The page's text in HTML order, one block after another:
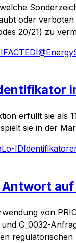
oder
20/21) zu
EDI@Energy
erfüllt sie als
sie in der
ID
von
G_0032-
regulatorischen